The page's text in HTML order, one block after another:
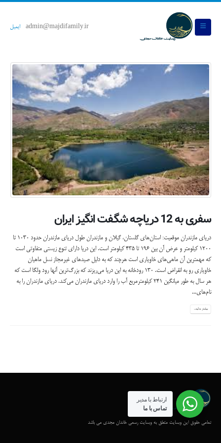
admin@majdifamily.ir ایمیل
سفری به 12 دریاچـه شگـفت انگیـز ایـران
دریای مازندران موقعیت: استان‌های گلستان، گیلان و مازندران طول دریای مازندران حدود ۱۰۳۰ تا
۱۲۰۰ کیلومتر و عرض آن بین ۱۹۶ تا ۴۳۵ کیلومتر است. این دریا دارای تنوع زیستی متفاوتی است
كه مهمترین آن ماهی‌های خاویاری است هرچند كه به دلیل صیدهای غیرمجاز نسل ماهیان
خاویاری ‌رو به انقراض است.
130 رودخانه به این دریا می‌ریزند که بزرگ‌ترین آنها رود ولگا است که
هر سال به طور میانگین ۲۴۱ کیلومترمربع آب را وارد دریای مازندران می‌کند. دریای مازندران را به
نام‌های...
بیشتر بدانید...
تمامی حقوق این وبسایت متعلق به وبسایت رسمی خاندان مجدی می باشد
ارتباط با مدیر
تماس با ما